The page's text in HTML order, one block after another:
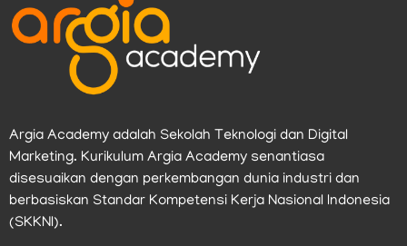
Argia Academy adalah Sekolah Teknologi dan Digital
Marketing. Kurikulum Argia Academy senantiasa
disesuaikan dengan perkembangan dunia industri dan
berbasiskan Standar Kompetensi Kerja Nasional Indonesia
(SKKNI).